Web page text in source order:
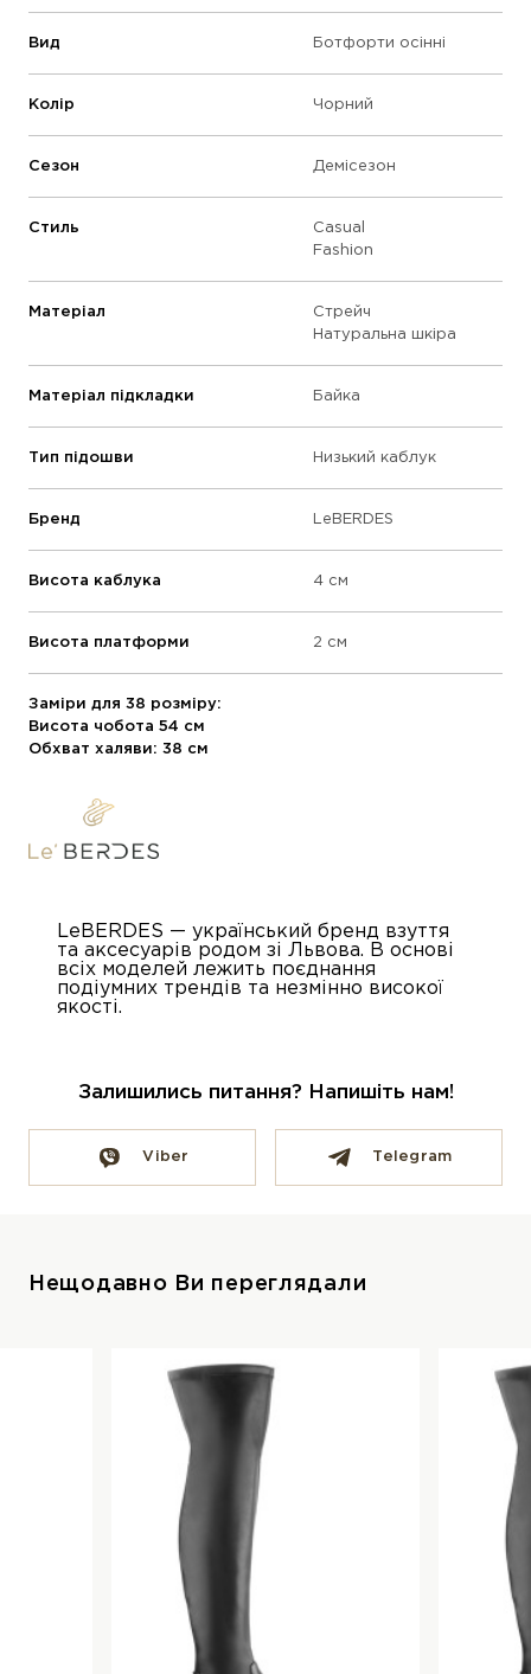
Вид Ботфорти осінні
Колір Чорний
Сезон Демісезон
Стиль
Casual
Fashion
Матеріал
Стрейч
Натуральна шкіра
Матеріал підкладки Байка
Тип підошви Низький каблук
Бренд LeBERDES
Висота каблука 4 см
Висота платформи 2 см
Заміри для 38 розміру:
Висота чобота 54 см
Обхват халяви: 38 см
LeBERDES — український бренд взуття
та аксесуарів родом зі Львова. В основі
всіх моделей лежить поєднання
подіумних трендів та незмінно високої
якості.
Залишились питання? Напишіть нам!
Viber Telegram
Нещодавно Ви переглядали